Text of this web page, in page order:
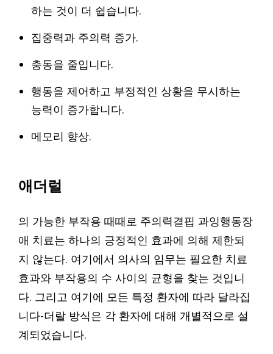
하는 것이 더 쉽습니다.
집중력과 주의력 증가.
충동을 줄입니다.
행동을 제어하고 부정적인 상황을 무시하는
능력이 증가합니다.
메모리 향상.
애더럴
의 가능한 부작용 때때로 주의력결핍 과잉행동장
애 치료는 하나의 긍정적인 효과에 의해 제한되
지 않는다. 여기에서 의사의 임무는 필요한 치료
효과와 부작용의 수 사이의 균형을 찾는 것입니
다. 그리고 여기에 모든 특정 환자에 따라 달라집
니다-더랄 방식은 각 환자에 대해 개별적으로 설
계되었습니다.